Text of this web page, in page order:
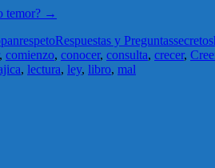
temor? →
panrespetoRespuestas y Preguntassecreto
, comienzo, conocer, consulta, crecer,
, lectura, ley, libro, mal